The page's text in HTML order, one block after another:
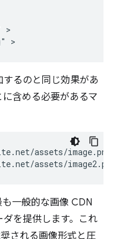
>
るのと同じ効果があ
含める必要があるマ
assets/
一般的な画像 CDN
を提供します。これ
される画像形式と圧